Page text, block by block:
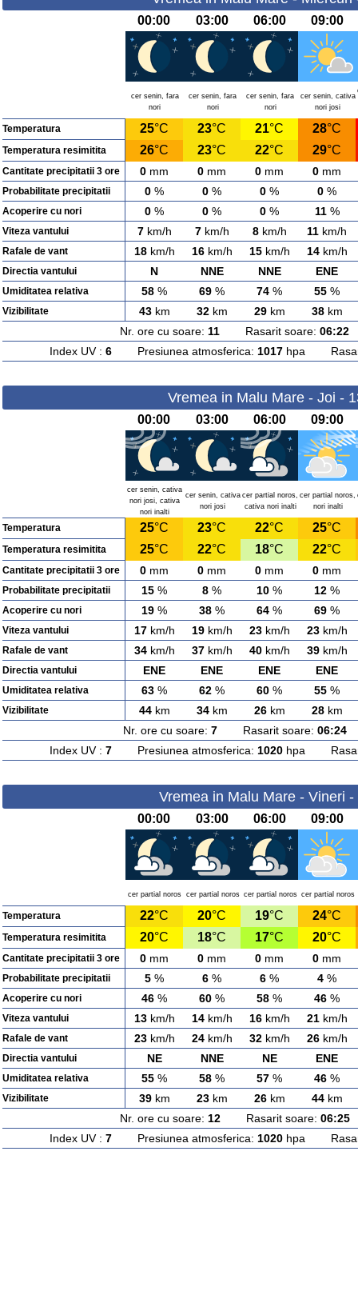
00:00 03:00 06:00 09:00
cer senin, fara
nori
cer senin, fara
nori
cer senin, fara
nori
cer senin, cativa
nori josi
Temperatura 25°C 23°C 21°C 28°C
Temperatura resimitita 26°C 23°C 22°C 29°C
Cantitate precipitatii 3 ore 0 mm 0 mm 0 mm 0 mm
Probabilitate precipitatii 0 % 0 % 0 % 0 %
Acoperire cu nori 0 % 0 % 0 % 11%
Viteza vantului 7km/h 7km/h 8km/h 11 km/h
Rafale de vant 18km/h 16km/h 15km/h 14km/h
Directia vantului N NNE NNE ENE
Umiditatea relativa 58 % 69 % 74 % 55 %
Vizibilitate 43km 32km 29km 38km
Nr. ore cu soare: 11 Rasarit soare: 06:22
Index UV : 6Presiunea atmosferica: 1017hpa
Vremea in Malu Mare - Joi -
00:00 03:00 06:00 09:00
cer senin, cativa
nori josi, cativa
nori inalti
cer senin, cativa
nori josi
cer partial noros,
cativa nori inalti
cer partial noros,
nori inalti
Temperatura 25°C 23°C 22°C 25°C
Temperatura resimitita 25°C 22°C 18°C 22°C
Cantitate precipitatii 3 ore 0 mm 0 mm 0 mm 0 mm
Probabilitate precipitatii 15 % 8 % 10 % 12 %
Acoperire cu nori 19 % 38 % 64 % 69 %
Viteza vantului 17km/h 19km/h 23km/h 23km/h
Rafale de vant 34km/h 37km/h 40km/h 39km/h
Directia vantului ENE ENE ENE ENE
Umiditatea relativa 63 % 62 % 60 % 55 %
Vizibilitate 44km 34km 26km 28km
Nr. ore cu soare: 7Rasarit soare: 06:24
Index UV : 7Presiunea atmosferica: 1020hpa
Vremea in Malu Mare - Vineri
00:00 03:00 06:00 09:00
cer partial noros cer partial noros cer partial noros cer partial noros
Temperatura 22°C 20°C 19°C 24°C
Temperatura resimitita 20°C 18°C 17°C 20°C
Cantitate precipitatii 3 ore 0 mm 0 mm 0 mm 0 mm
Probabilitate precipitatii 5 % 6 % 6 % 4 %
Acoperire cu nori 46 % 60 % 58 % 46 %
Viteza vantului 13km/h 14km/h 16km/h 21km/h
Rafale de vant 23km/h 24km/h 32km/h 26km/h
Directia vantului NE NNE NE ENE
Umiditatea relativa 55 % 58 % 57 % 46 %
Vizibilitate 39km 23km 26km 44km
Nr. ore cu soare: 12Rasarit soare: 06:25
Index UV : 7Presiunea atmosferica: 1020hpa